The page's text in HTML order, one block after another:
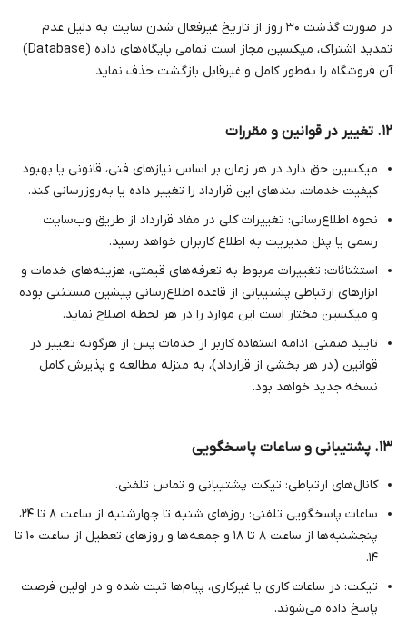
در صورت گذشت ۳۰ روز از تاریخ غیرفعال شدن سایت به دلیل عدم
تمدید اشتراک، میکسین مجاز است تمامی پایگاه‌های داده (Database)
آن فروشگاه را به‌طور کامل و غیرقابل بازگشت حذف نماید.
۱۲. تغییر در قوانین و مقررات
میکسین حق دارد در هر زمان بر اساس نیازهای فنی، قانونی یا بهبود
کیفیت خدمات، بندهای این قرارداد را تغییر داده یا به‌روزرسانی کند.
نحوه اطلاع‌رسانی: تغییرات کلی در مفاد قرارداد از طریق وب‌سایت
رسمی یا پنل مدیریت به اطلاع کاربران خواهد رسید.
استثنائات: تغییرات مربوط به تعرفه‌های قیمتی، هزینه‌های خدمات و
ابزارهای ارتباطی پشتیبانی از قاعده اطلاع‌رسانی پیشین مستثنی بوده
و میکسین مختار است این موارد را در هر لحظه اصلاح نماید.
تایید ضمنی: ادامه استفاده کاربر از خدمات پس از هرگونه تغییر در
قوانین (در هر بخشی از قرارداد)، به منزله مطالعه و پذیرش کامل
نسخه جدید خواهد بود.
۱۳. پشتیبانی و ساعات پاسخگویی
کانال‌های ارتباطی: تیکت پشتیبانی و تماس تلفنی.
ساعات پاسخگویی تلفنی: روزهای شنبه تا چهارشنبه از ساعت ۸ تا ۲۴،
پنجشنبه‌ها از ساعت ۸ تا ۱۸ و جمعه‌ها و روزهای تعطیل از ساعت ۱۰ تا
۱۴.
تیکت: در ساعات کاری یا غیرکاری، پیام‌ها ثبت شده و در اولین فرصت
پاسخ داده می‌شوند.